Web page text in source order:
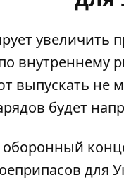
увеличить
внутреннему
выпускать не
будет
для